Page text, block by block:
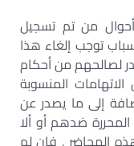
من تم تسجيل
توجب إلغاء هذا
لصالحهم من أحكام
الاتهامات المنسوبة
إلى ما يصدر عن
المحررة ضدهم أو ألا
المحاضر , فإن لم